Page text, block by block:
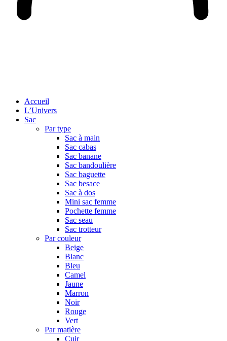
Accueil
L’Univers
Sac
Par type
Sac à main
Sac cabas
Sac banane
Sac bandoulière
Sac baguette
Sac besace
Sac à dos
Mini sac femme
Pochette femme
Sac seau
Sac trotteur
Par couleur
Beige
Blanc
Bleu
Camel
Jaune
Marron
Noir
Rouge
Vert
Par matière
Cuir